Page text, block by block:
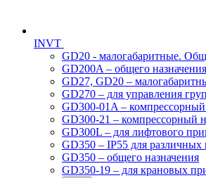
INVT
GD20 - малогабаритные.
GD200A – общего назначения
GD27, GD20 –
GD270 – для управления
GD300-01A – компрессорный
GD300-21 – компрессорный
GD300L – для лифтового
GD350 – IP55 для
GD350 – общего назначения
GD350-19 – для крановых